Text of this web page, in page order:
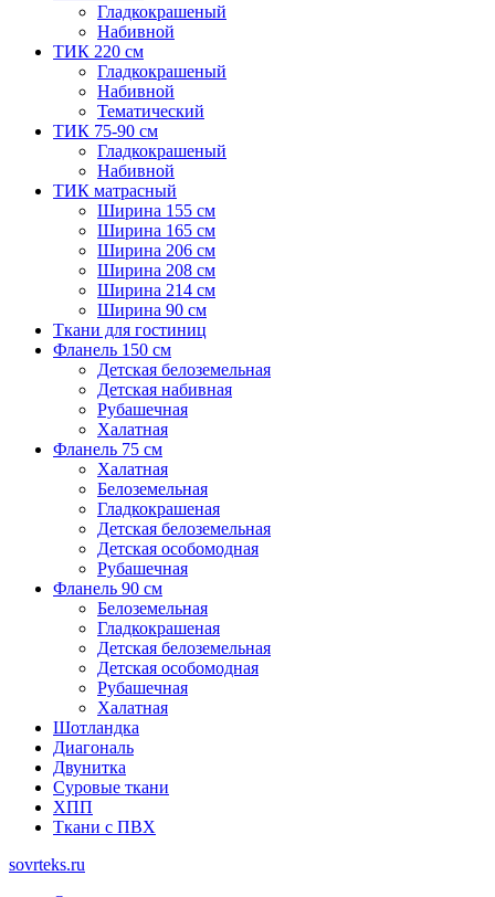
Гладкокрашеный
Набивной
ТИК 220 см
Гладкокрашеный
Набивной
Тематический
ТИК 75-90 см
Гладкокрашеный
Набивной
ТИК матрасный
Ширина 155 см
Ширина 165 см
Ширина 206 см
Ширина 208 см
Ширина 214 см
Ширина 90 см
Ткани для гостиниц
Фланель 150 см
Детская белоземельная
Детская набивная
Рубашечная
Халатная
Фланель 75 см
Халатная
Белоземельная
Гладкокрашеная
Детская белоземельная
Детская особомодная
Рубашечная
Фланель 90 см
Белоземельная
Гладкокрашеная
Детская белоземельная
Детская особомодная
Рубашечная
Халатная
Шотландка
Диагональ
Двунитка
Суровые ткани
ХПП
Ткани с ПВХ
sovrteks.ru